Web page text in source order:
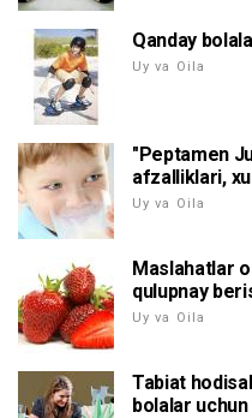
Qanday
Uy va Oila
"Peptamen
afzalliklari,
Uy va Oila
Maslahatlar
qulupnay
Uy va Oila
Tabiat
bolalar